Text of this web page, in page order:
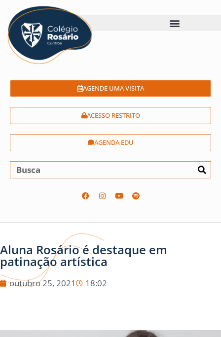
AGENDE UMA VISITA
ACESSO RESTRITO
AGENDA EDU
Aluna Rosário é destaque em
patinação artística
outubro 25, 2021 18:02